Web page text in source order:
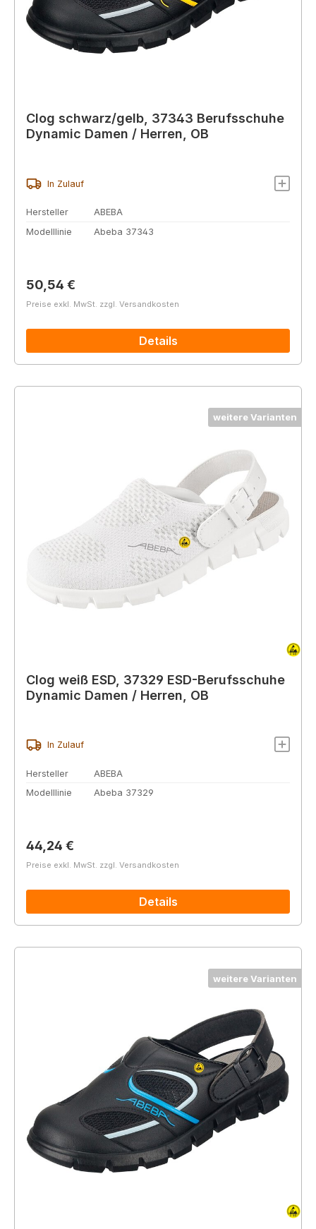
Clog schwarz/gelb, 37343 Berufsschuhe
Dynamic Damen / Herren, OB
In Zulauf
Hersteller
ABEBA
Modelllinie
Abeba 37343
Regulärer Preis:
50,54 €
Preise exkl. MwSt. zzgl. Versandkosten
Details
weitere Varianten
Clog weiß ESD, 37329 ESD-Berufsschuhe
Dynamic Damen / Herren, OB
In Zulauf
Hersteller
ABEBA
Modelllinie
Abeba 37329
Regulärer Preis:
44,24 €
Preise exkl. MwSt. zzgl. Versandkosten
Details
weitere Varianten